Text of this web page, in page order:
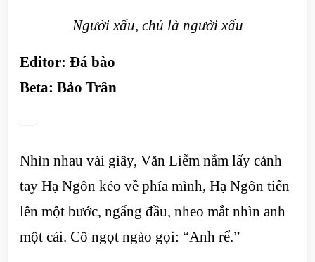
Người xấu, chú là người xấu
Editor: Đá bào
Beta: Bảo Trân
—
Nhìn nhau vài giây, Văn Liễm nắm lấy cánh
tay Hạ Ngôn kéo về phía mình, Hạ Ngôn tiến
lên một bước, ngẩng đầu, nheo mắt nhìn anh
một cái. Cô ngọt ngào gọi: “Anh rể.”